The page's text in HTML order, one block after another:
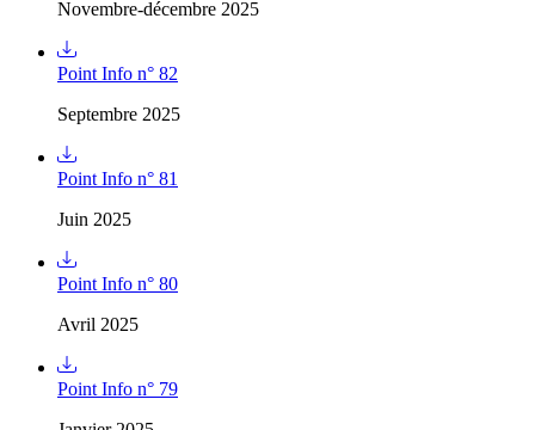
Novembre-décembre 2025
Point Info n° 82
Septembre 2025
Point Info n° 81
Juin 2025
Point Info n° 80
Avril 2025
Point Info n° 79